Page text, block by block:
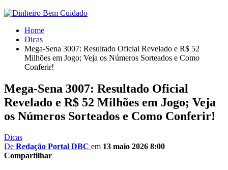
Home
Dicas
Mega-Sena 3007: Resultado Oficial Revelado e R$ 52
Milhões em Jogo; Veja os Números Sorteados e Como
Conferir!
Mega-Sena 3007: Resultado Oficial
Revelado e R$ 52 Milhões em Jogo; Veja
os Números Sorteados e Como Conferir!
Dicas
De Redação Portal DBC em 13 maio 2026 8:00
Compartilhar